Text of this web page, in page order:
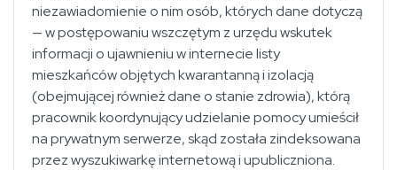
niezawiadomienie o nim osób, których dane dotyczą
— w postępowaniu wszczętym z urzędu wskutek
informacji o ujawnieniu w internecie listy
mieszkańców objętych kwarantanną i izolacją
(obejmującej również dane o stanie zdrowia), którą
pracownik koordynujący udzielanie pomocy umieścił
na prywatnym serwerze, skąd została zindeksowana
przez wyszukiwarkę internetową i upubliczniona.